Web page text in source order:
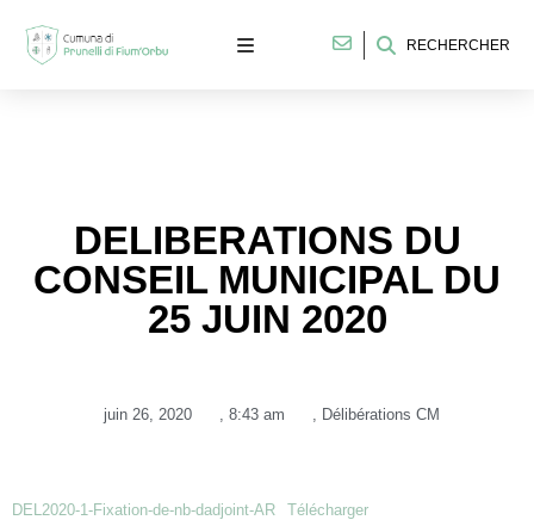
RECHERCHER
DELIBERATIONS DU
CONSEIL MUNICIPAL DU
25 JUIN 2020
juin 26, 2020 , 8:43 am , Délibérations CM
DEL2020-1-Fixation-de-nb-dadjoint-AR Télécharger